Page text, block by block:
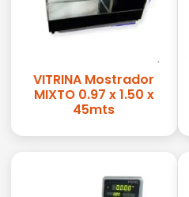
VITRINA Mostrador
MIXTO 0.97 x 1.50 x
45mts